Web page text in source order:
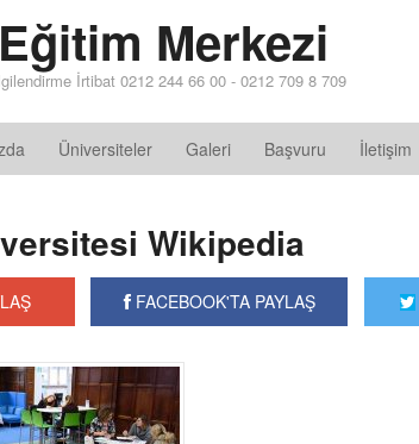
Merkezi
İrtibat 0212 244 66 00 - 0212 709 8 709
Üniversiteler Galeri Başvuru İletişim
Wikipedia
FACEBOOK'TA PAYLAŞ